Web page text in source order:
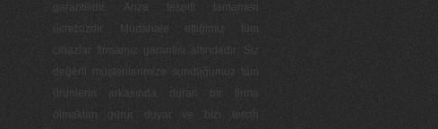
garantilidir. Arıza tespiti tamamen
ücretsizdir. Müdahale ettiğimiz tüm
cihazlar firmamız garantisi altındadır. Siz
değerli müşterilerimize sunduğumuz tüm
ürünlerin arkasında duran bir firma
olmaktan gurur duyar ve bizi tercih